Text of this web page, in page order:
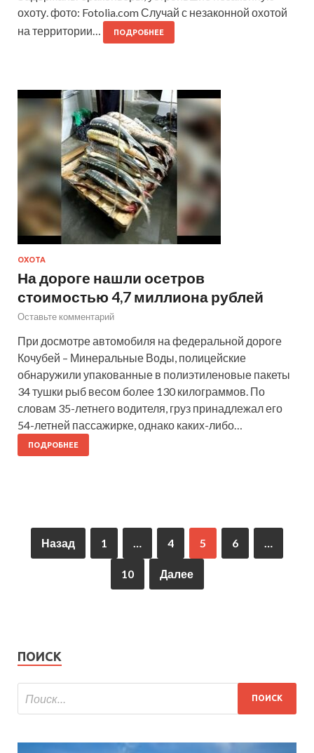
охоту. фото: Fotolia.com Случай с незаконной охотой
на территории…
ПОДРОБНЕЕ
ОХОТА
На дороге нашли осетров
стоимостью 4,7 миллиона рублей
Оставьте комментарий
При досмотре автомобиля на федеральной дороге
Кочубей – Минеральные Воды, полицейские
обнаружили упакованные в полиэтиленовые пакеты
34 тушки рыб весом более 130 килограммов. По
словам 35-летнего водителя, груз принадлежал его
54-летней пассажирке, однако каких-либо…
ПОДРОБНЕЕ
Назад 1 4 5 6
10 Далее
ПОИСК